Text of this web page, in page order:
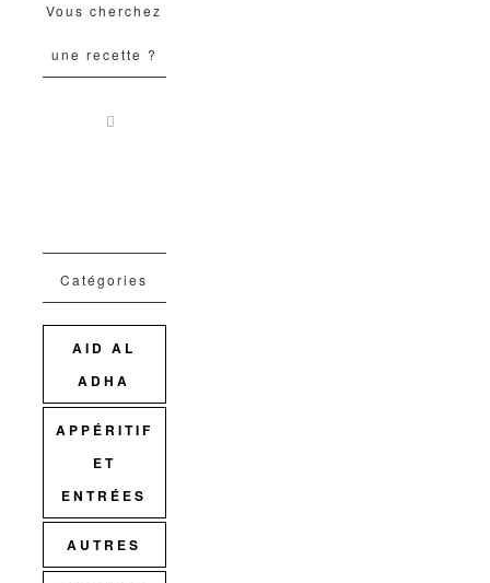
Vous cherchez
une recette ?
Catégories
AID AL
ADHA
APPÉRITIF
ET
ENTRÉES
AUTRES